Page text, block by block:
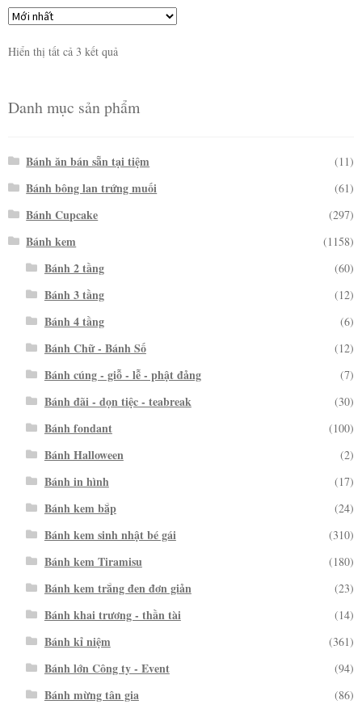
Hiển thị tất cả 3 kết quả
Danh mục sản phẩm
Bánh ăn bán sẵn tại tiệm (11)
Bánh bông lan trứng muối (61)
Bánh Cupcake (297)
Bánh kem (1158)
Bánh 2 tầng (60)
Bánh 3 tầng (12)
Bánh 4 tầng (6)
Bánh Chữ - Bánh Số (12)
Bánh cúng - giỗ - lễ - phật đảng (7)
Bánh đãi - dọn tiệc - teabreak (30)
Bánh fondant (100)
Bánh Halloween (2)
Bánh in hình (17)
Bánh kem bắp (24)
Bánh kem sinh nhật bé gái (310)
Bánh kem Tiramisu (180)
Bánh kem trắng đen đơn giản (23)
Bánh khai trương - thần tài (14)
Bánh kỉ niệm (361)
Bánh lớn Công ty - Event (94)
Bánh mừng tân gia (86)